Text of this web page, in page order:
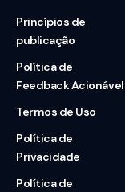
Princípios de
publicação
Política de
Feedback Acionável
Termos de Uso
Política de
Privacidade
Política de